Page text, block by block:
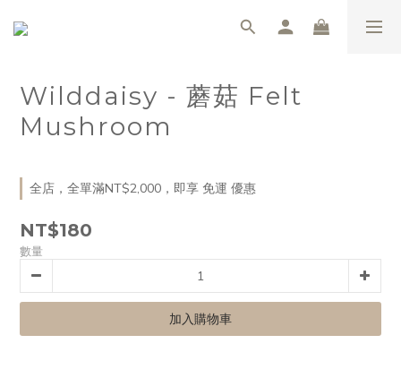
Wilddaisy - 蘑菇 Felt
Mushroom
全店，全單滿NT$2,000，即享 免運 優惠
NT$180
數量
加入購物車